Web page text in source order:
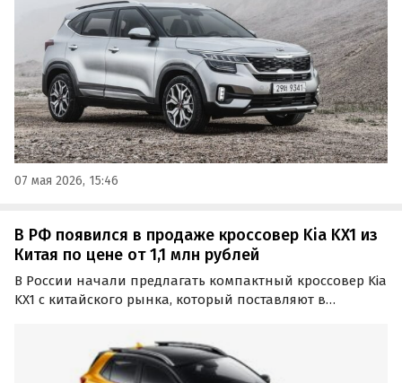
«Автоновости дня».
07 мая 2026, 15:46
В РФ появился в продаже кроссовер Kia KX1 из
Китая по цене от 1,1 млн рублей
В России начали предлагать компактный кроссовер Kia
KX1 с китайского рынка, который поставляют в
данным «Автоновостей дня», минимальная цена
такого автомобиля на классифайдах составляет около